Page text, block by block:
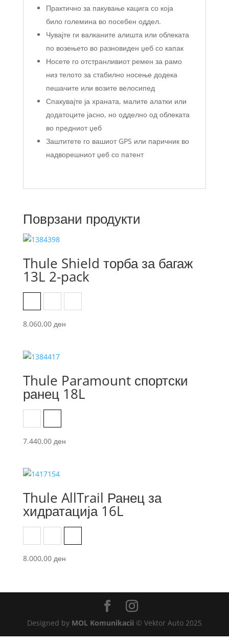
Практично за пакување кацига со која
било големина во посебен оддел.
Чувајте ги валканите алишта или облеката
по возењето во разновиден џеб со капак
Носете го отстранливиот ремен за рамо
низ телото за стабилно носење додека
пешачите или возите велосипед
Спакувајте ја храната, малите алатки или
додатоците јасно, но одделно од облеката
во предниот џеб
Заштитете го вашиот GPS или паричник во
надворешниот џеб со патент
Поврзани продукти
Thule Shield торба за багаж
13L 2-pack
8.060,00 ден
Thule Paramount спортски
ранец 18L
7.440,00 ден
Thule AllTrail Ранец за
хидратација 16L
8.000,00 ден
Designed by MOL Komunikacii © Vektor Auto 2025